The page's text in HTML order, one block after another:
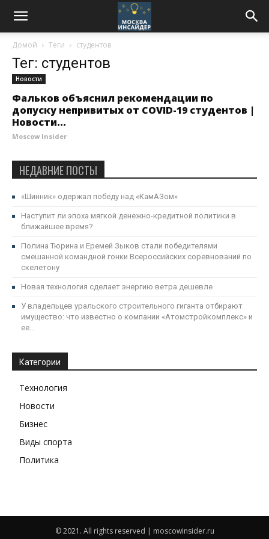
Домой Теги студентов
Тег: студентов
Новости
Фальков объяснил рекомендации по
допуску непривитых от COVID-19 студентов |
Новости...
Moscow Insider
НЕДАВНИЕ ПОСТЫ
«Шинник» одержал победу над «КамАЗом»
Наступит ли эпоха мягкой денежно-кредитной политики в
ближайшее время?
Полина Тюрина и Еремей Зыков стали победителями
смешанной командной гонки Всероссийских соревнований по
скелетону
Новая технология сделает энергию ветра дешевле
У владельцев уральского строительного гиганта отбирают
имущество: что известно о компании «Атомстройкомплекс» и
ее...
Категории
Технология
Новости
Бизнес
Виды спорта
Политика
© 2021. All rights reserved | moscowinsider.ru